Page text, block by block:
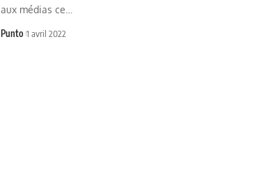
aux médias ce…
Punto 1 avril 2022